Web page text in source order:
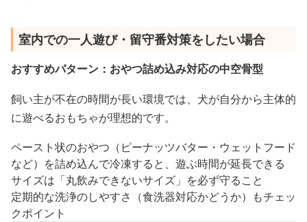
室内での一人遊び・留守番対策をしたい場合
おすすめパターン：おやつ詰め込み対応の中空骨型
飼い主が不在の時間が長い環境では、犬が自分から主体的
に遊べるおもちゃが理想的です。
ペースト状のおやつ（ピーナッツバター・ウェットフード
など）を詰め込んで冷凍すると、遊ぶ時間が延長できる
サイズは「丸飲みできないサイズ」を必ず守ること
定期的な洗浄のしやすさ（食洗器対応かどうか）もチェッ
クポイント